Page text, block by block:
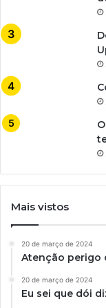
Mais vistos
20 de março de 2024
Atenção perigo
20 de março de 2024
Eu sei que dói